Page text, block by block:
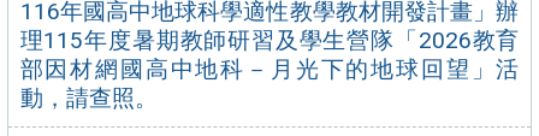
116年國高中地球科學適性教學教材開發計畫」辦
理115年度暑期教師研習及學生營隊「2026教育
部因材網國高中地科－月光下的地球回望」活
動，請查照。